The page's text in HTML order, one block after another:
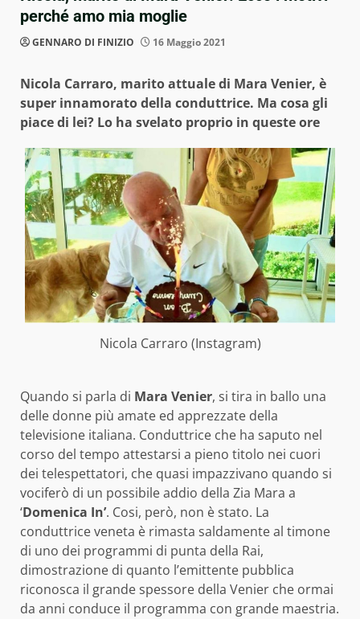
perché amo mia moglie
GENNARO DI FINIZIO 16 Maggio 2021
Nicola Carraro, marito attuale di Mara Venier, è
super innamorato della conduttrice. Ma cosa gli
piace di lei? Lo ha svelato proprio in queste ore
Nicola Carraro (Instagram)
Quando si parla di Mara Venier, si tira in ballo una
delle donne più amate ed apprezzate della
televisione italiana. Conduttrice che ha saputo nel
corso del tempo attestarsi a pieno titolo nei cuori
dei telespettatori, che quasi impazzivano quando si
vociferò di un possibile addio della Zia Mara a
‘Domenica In’. Cosi, però, non è stato. La
conduttrice veneta è rimasta saldamente al timone
di uno dei programmi di punta della Rai,
dimostrazione di quanto l’emittente pubblica
riconosca il grande spessore della Venier che ormai
da anni conduce il programma con grande maestria.